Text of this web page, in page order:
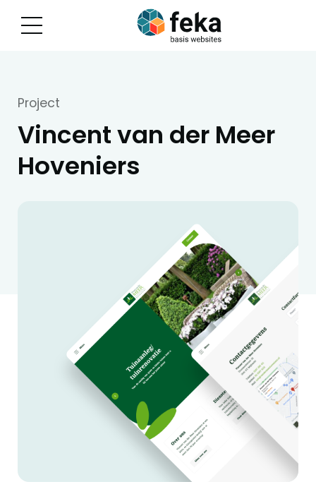
Project
Vincent van der Meer
Hoveniers